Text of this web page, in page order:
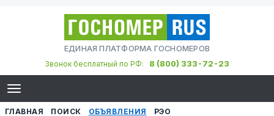
ЕДИНАЯ ПЛАТФОРМА ГОСНОМЕРОВ
Звонок бесплатный по РФ:
8 (800) 333-72-23
ГЛАВНАЯ ПОИСК ОБЪЯВЛЕНИЯ РЭО